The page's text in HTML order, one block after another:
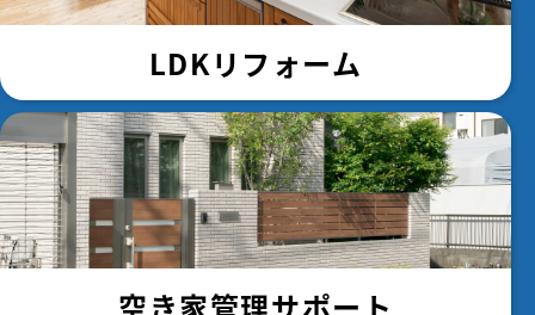
LDKリフォーム
空き家管理サポート